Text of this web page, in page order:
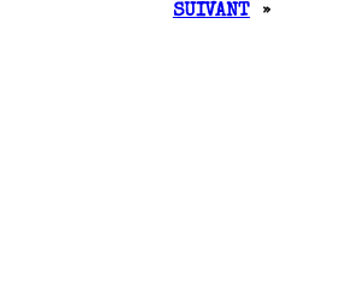
SUIVANT »